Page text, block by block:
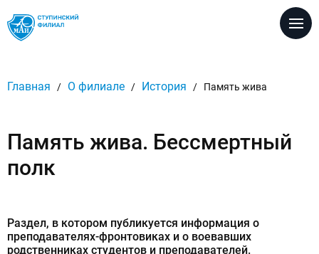
Кафедры
Версия для
слабовидящих
A A A
A A A A
Настройка межбуквенных интервалов
Настройка вида шрифта
Главная / О филиале / История / Память жива
Память жива. Бессмертный
полк
Раздел, в котором публикуется информация о
преподавателях-фронтовиках и о воевавших
родственниках студентов и преподавателей.